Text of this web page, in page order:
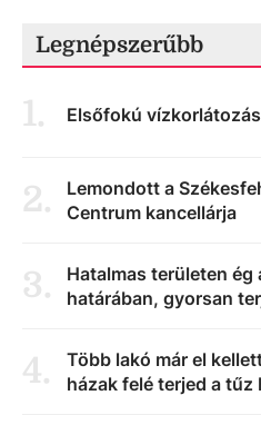
Legnépszerűbb
1. Elsőfokú
2.
Lemondott a
Centrum kancellárja
3.
Hatalmas területen ég
határában, gyorsan
4.
Több lakó már el
házak felé terjed a tűz